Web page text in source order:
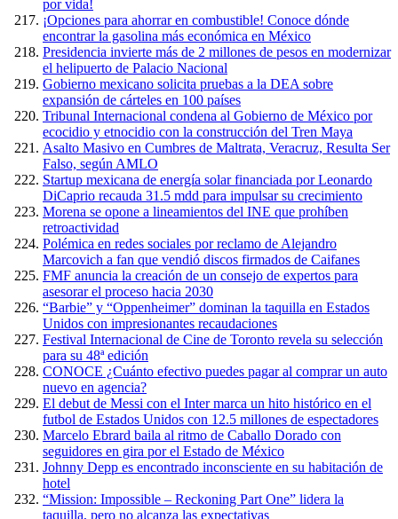
por vida!
¡Opciones para ahorrar en combustible! Conoce dónde
encontrar la gasolina más económica en México
Presidencia invierte más de 2 millones de pesos en modernizar
el helipuerto de Palacio Nacional
Gobierno mexicano solicita pruebas a la DEA sobre
expansión de cárteles en 100 países
Tribunal Internacional condena al Gobierno de México por
ecocidio y etnocidio con la construcción del Tren Maya
Asalto Masivo en Cumbres de Maltrata, Veracruz, Resulta Ser
Falso, según AMLO
Startup mexicana de energía solar financiada por Leonardo
DiCaprio recauda 31.5 mdd para impulsar su crecimiento
Morena se opone a lineamientos del INE que prohíben
retroactividad
Polémica en redes sociales por reclamo de Alejandro
Marcovich a fan que vendió discos firmados de Caifanes
FMF anuncia la creación de un consejo de expertos para
asesorar el proceso hacia 2030
“Barbie” y “Oppenheimer” dominan la taquilla en Estados
Unidos con impresionantes recaudaciones
Festival Internacional de Cine de Toronto revela su selección
para su 48ª edición
CONOCE ¿Cuánto efectivo puedes pagar al comprar un auto
nuevo en agencia?
El debut de Messi con el Inter marca un hito histórico en el
futbol de Estados Unidos con 12.5 millones de espectadores
Marcelo Ebrard baila al ritmo de Caballo Dorado con
seguidores en gira por el Estado de México
Johnny Depp es encontrado inconsciente en su habitación de
hotel
“Mission: Impossible – Reckoning Part One” lidera la
taquilla, pero no alcanza las expectativas